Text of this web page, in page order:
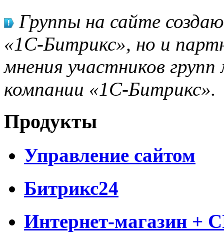
Группы на сайте
«1С-Битрикс», но и
мнения участников
компании «1С-Битрикс».
Продукты
Управление сайтом
Битрикс24
Интернет-магазин +